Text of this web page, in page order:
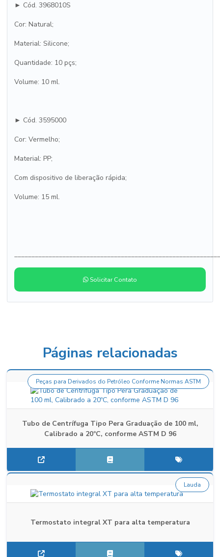
► Cód. 3968010S
Cor: Natural;
Material: Silicone;
Quantidade: 10 pçs;
Volume: 10 ml.
► Cód. 3595000
Cor: Vermelho;
Material: PP;
Com dispositivo de liberação rápida;
Volume: 15 ml.
Solicitar Contato
Páginas relacionadas
Tubo de Centrífuga Tipo Pera Graduação de 100 ml,
Calibrado a 20ºC, conforme ASTM D 96
Peças para Derivados do Petróleo Conforme Normas ASTM
Termostato integral XT para alta temperatura
Lauda